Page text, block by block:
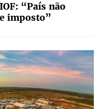
“País não
imposto”